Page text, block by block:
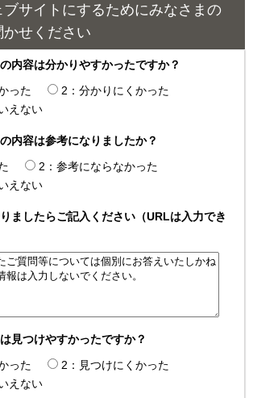
ブサイトにするためにみなさまの
せください
内容は分かりやすかったですか？
った
2：分かりにくかった
えない
内容は参考になりましたか？
2：参考にならなかった
えない
ましたらご記入ください（URLは入力でき
見つけやすかったですか？
った
2：見つけにくかった
えない